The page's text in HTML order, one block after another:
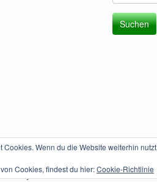
Wenn du die Website weiterhin
Cookies, findest du hier:Cookie-Richtlinie
byRalf Geschke.